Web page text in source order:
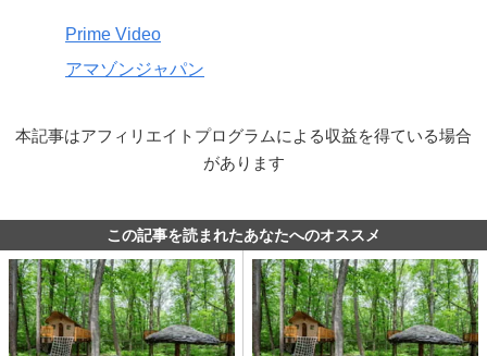
Prime Video
アマゾンジャパン
本記事はアフィリエイトプログラムによる収益を得ている場合
があります
この記事を読まれたあなたへのオススメ